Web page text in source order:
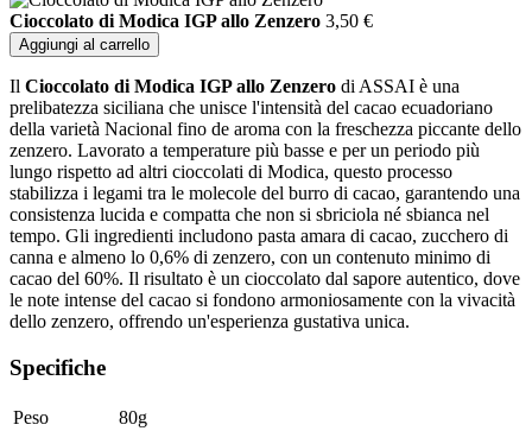
Cioccolato di Modica IGP allo Zenzero 3,50 €
Aggiungi al carrello
Il Cioccolato di Modica IGP allo Zenzero di ASSAI è una
prelibatezza siciliana che unisce l'intensità del cacao ecuadoriano
della varietà Nacional fino de aroma con la freschezza piccante dello
zenzero. Lavorato a temperature più basse e per un periodo più
lungo rispetto ad altri cioccolati di Modica, questo processo
stabilizza i legami tra le molecole del burro di cacao, garantendo una
consistenza lucida e compatta che non si sbriciola né sbianca nel
tempo. Gli ingredienti includono pasta amara di cacao, zucchero di
canna e almeno lo 0,6% di zenzero, con un contenuto minimo di
cacao del 60%. Il risultato è un cioccolato dal sapore autentico, dove
le note intense del cacao si fondono armoniosamente con la vivacità
dello zenzero, offrendo un'esperienza gustativa unica.
Specifiche
Peso
80g